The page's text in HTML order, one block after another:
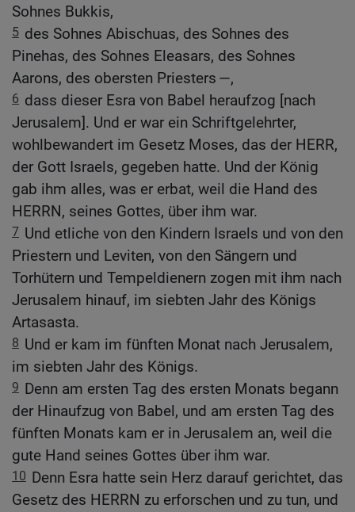
Sohnes Bukkis,
5 des Sohnes Abischuas, des Sohnes des
Pinehas, des Sohnes Eleasars, des Sohnes
Aarons, des obersten Priesters —,
6 dass dieser Esra von Babel heraufzog [nach
Jerusalem]. Und er war ein Schriftgelehrter,
wohlbewandert im Gesetz Moses, das der HERR,
der Gott Israels, gegeben hatte. Und der König
gab ihm alles, was er erbat, weil die Hand des
HERRN, seines Gottes, über ihm war.
7 Und etliche von den Kindern Israels und von den
Priestern und Leviten, von den Sängern und
Torhütern und Tempeldienern zogen mit ihm nach
Jerusalem hinauf, im siebten Jahr des Königs
Artasasta.
8 Und er kam im fünften Monat nach Jerusalem,
im siebten Jahr des Königs.
9 Denn am ersten Tag des ersten Monats begann
der Hinaufzug von Babel, und am ersten Tag des
fünften Monats kam er in Jerusalem an, weil die
gute Hand seines Gottes über ihm war.
10 Denn Esra hatte sein Herz darauf gerichtet, das
Gesetz des HERRN zu erforschen und zu tun, und